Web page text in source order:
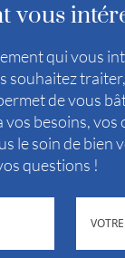
vous
qui vous
souhaitez
de vous
besoins,
le soin de bien
questions !